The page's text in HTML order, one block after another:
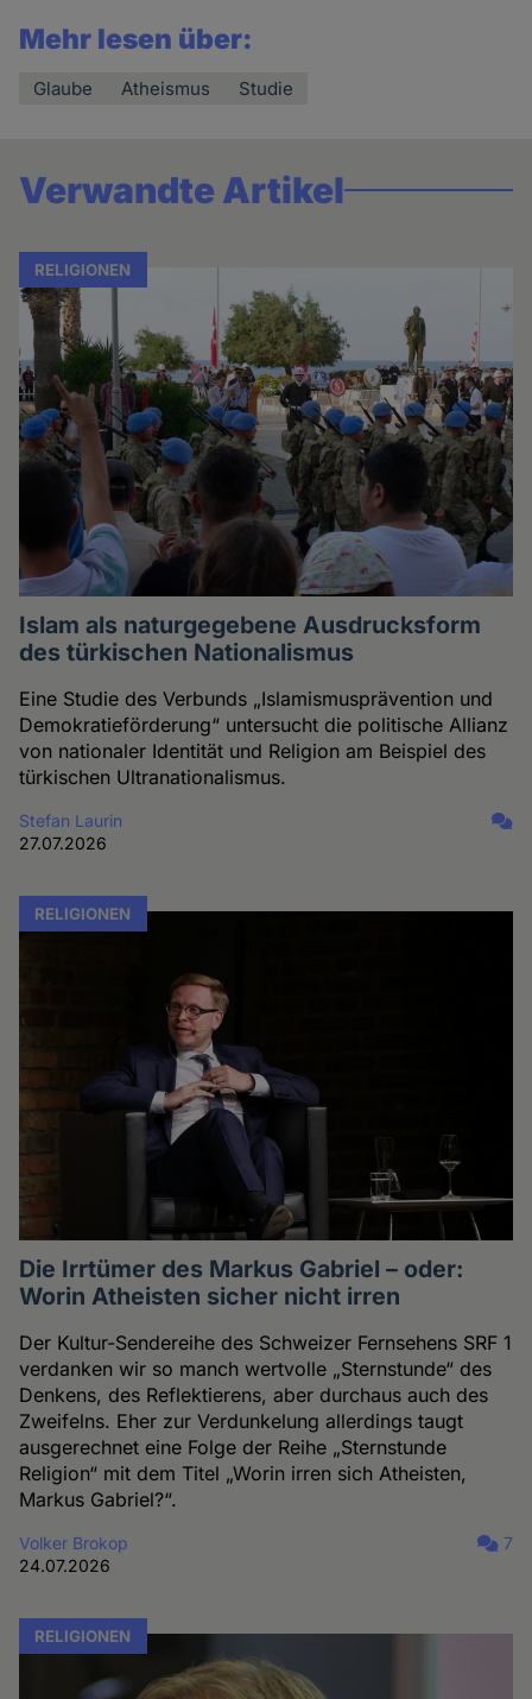
Mehr lesen über:
Glaube Atheismus Studie
Verwandte Artikel
RELIGIONEN
Islam als naturgegebene Ausdrucksform
des türkischen Nationalismus
Eine Studie des Verbunds „Islamismusprävention und
Demokratieförderung“ untersucht die politische Allianz
von nationaler Identität und Religion am Beispiel des
türkischen Ultranationalismus.
Stefan Laurin
27.07.2026
RELIGIONEN
Die Irrtümer des Markus Gabriel – oder:
Worin Atheisten sicher nicht irren
Der Kultur-Sendereihe des Schweizer Fernsehens SRF 1
verdanken wir so manch wertvolle „Sternstunde“ des
Denkens, des Reflektierens, aber durchaus auch des
Zweifelns. Eher zur Verdunkelung allerdings taugt
ausgerechnet eine Folge der Reihe „Sternstunde
Religion“ mit dem Titel „Worin irren sich Atheisten,
Markus Gabriel?“.
Volker Brokop
24.07.2026
7
RELIGIONEN